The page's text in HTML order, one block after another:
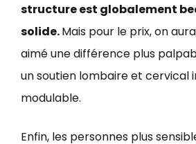
structure est globalement
solide.Mais pour le prix, on
aimé une différence plus
un soutien lombaire et cervical
modulable.
Enfin, les personnes plus